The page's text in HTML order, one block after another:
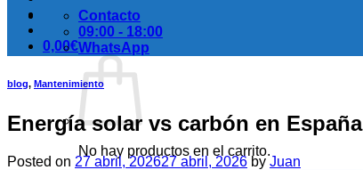
0,00€
No hay productos en el carrito.
Contacto
09:00 - 18:00
WhatsApp
blog, Mantenimiento
Energía solar vs carbón en España
Posted on 27 abril, 202627 abril, 2026 by Juan